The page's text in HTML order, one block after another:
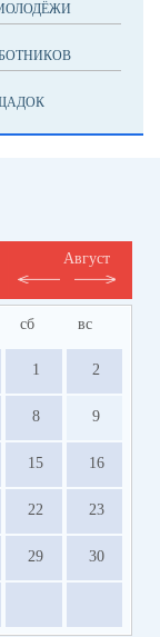
Август
сб вс
1 2
8 9
15 16
22 23
29 30